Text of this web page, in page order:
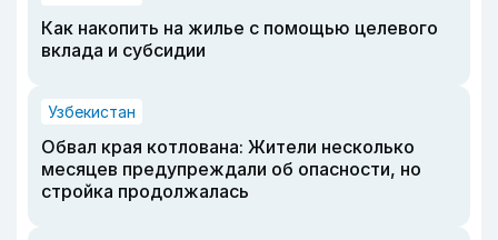
Как накопить на жилье с помощью целевого
вклада и субсидии
Узбекистан
Обвал края котлована: Жители несколько
месяцев предупреждали об опасности, но
стройка продолжалась